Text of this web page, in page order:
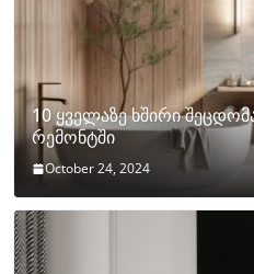
10 ყველაზე ხშირი
რემონტში
October 24, 2024